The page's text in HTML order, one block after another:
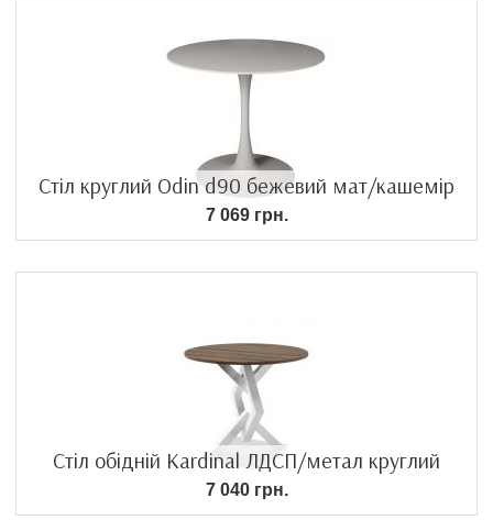
Стіл круглий Odin d90 бежевий мат/кашемір
7 069 грн.
Стіл обідній Kardinal ЛДСП/метал круглий
7 040 грн.